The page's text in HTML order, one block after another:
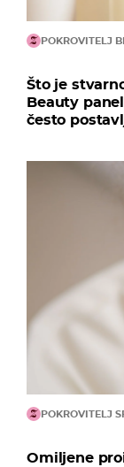
POKROVITELJ
Što je
Beauty
često
POKROVITELJ
Omiljene